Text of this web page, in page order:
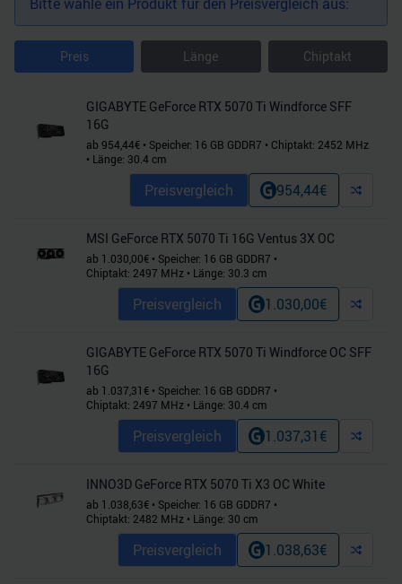
Preis Länge Chiptakt
GIGABYTE GeForce RTX 5070 Ti Windforce SFF
16G
ab 954,44€ • Speicher: 16 GB GDDR7 • Chiptakt: 2452 MHz
• Länge: 30.4cm
Preisvergleich 954,44€
MSI GeForce RTX 5070 Ti 16G Ventus 3X OC
ab 1.030,00€ • Speicher: 16 GB GDDR7 •
Chiptakt: 2497 MHz • Länge: 30.3 cm
Preisvergleich 1.030,00€
GIGABYTE GeForce RTX 5070 Ti Windforce OC SFF
16G
ab 1.037,31€ • Speicher: 16 GB GDDR7 •
Chiptakt: 2497 MHz • Länge: 30.4cm
Preisvergleich 1.037,31 €
INNO3D GeForce RTX 5070 Ti X3 OC White
ab 1.038,63€ • Speicher: 16 GB GDDR7 •
Chiptakt: 2482 MHz • Länge: 30 cm
Preisvergleich 1.038,63€